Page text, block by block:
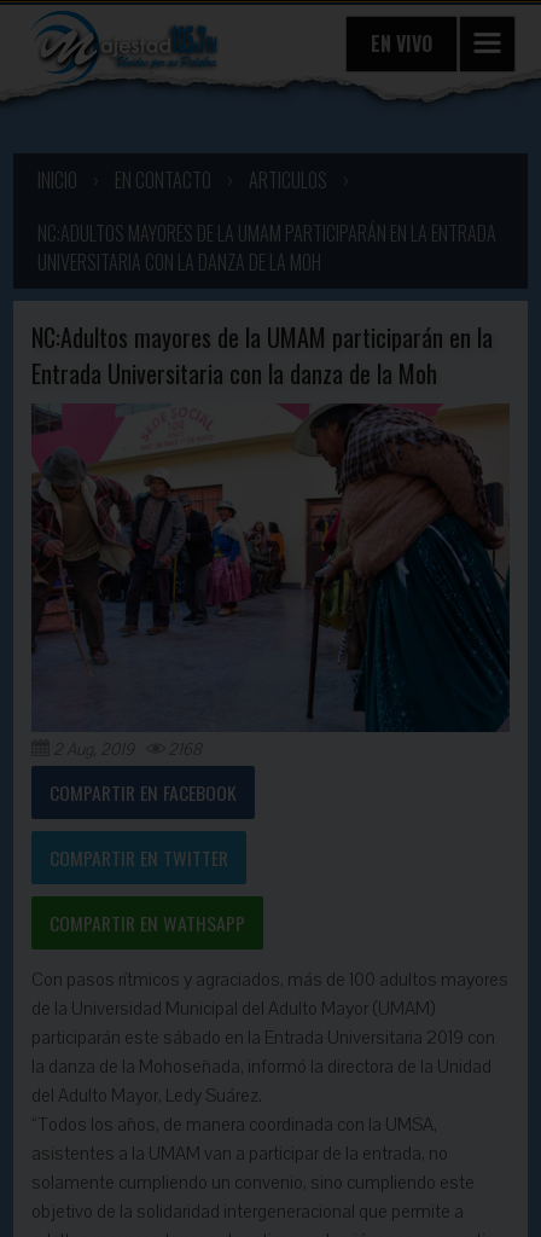
EN VIVO
INICIO EN CONTACTO ARTICULOS
NC:ADULTOS MAYORES DE LA UMAM PARTICIPARÁN EN LA ENTRADA
UNIVERSITARIA CON LA DANZA DE LA MOH
NC:Adultos mayores de la UMAM participarán en la
Entrada Universitaria con la danza de la Moh
2 Aug, 2019 2168
COMPARTIR EN FACEBOOK
COMPARTIR EN TWITTER
COMPARTIR EN WATHSAPP
Con pasos rítmicos y agraciados, más de 100 adultos mayores
de la Universidad Municipal del Adulto Mayor (UMAM)
participarán este sábado en la Entrada Universitaria 2019 con
la danza de la Mohoseñada, informó la directora de la Unidad
del Adulto Mayor, Ledy Suárez.
“Todos los años, de manera coordinada con la UMSA,
asistentes a la UMAM van a participar de la entrada, no
solamente cumpliendo un convenio, sino cumpliendo este
objetivo de la solidaridad intergeneracional que permite a